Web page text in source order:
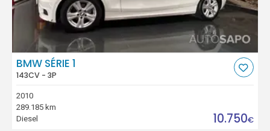
BMW SÉRIE 1
143CV - 3P
2010
289.185 km
Diesel
10.750€